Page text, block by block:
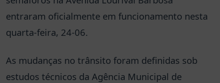
entraram oficialmente em funcionamento nesta
quarta-feira, 24-06.
As mudanças no trânsito foram definidas sob
estudos técnicos da Agência Municipal de